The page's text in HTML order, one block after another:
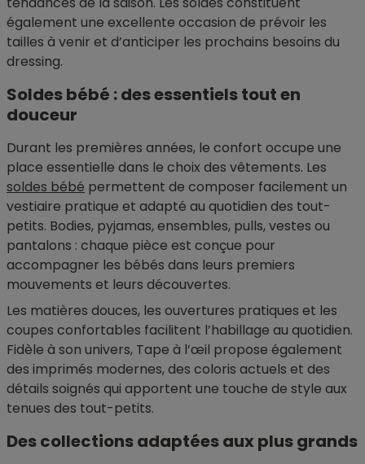
également une excellente occasion de prévoir les
tailles à venir et d’anticiper les prochains besoins du
dressing.
Soldes bébé : des essentiels tout en
douceur
Durant les premières années, le confort occupe une
place essentielle dans le choix des vêtements. Les
soldes bébé permettent de composer facilement un
vestiaire pratique et adapté au quotidien des tout-
petits. Bodies, pyjamas, ensembles, pulls, vestes ou
pantalons : chaque pièce est conçue pour
accompagner les bébés dans leurs premiers
mouvements et leurs découvertes.
Les matières douces, les ouvertures pratiques et les
coupes confortables facilitent l’habillage au quotidien.
Fidèle à son univers, Tape à l’œil propose également
des imprimés modernes, des coloris actuels et des
détails soignés qui apportent une touche de style aux
tenues des tout-petits.
Des collections adaptées aux plus grands